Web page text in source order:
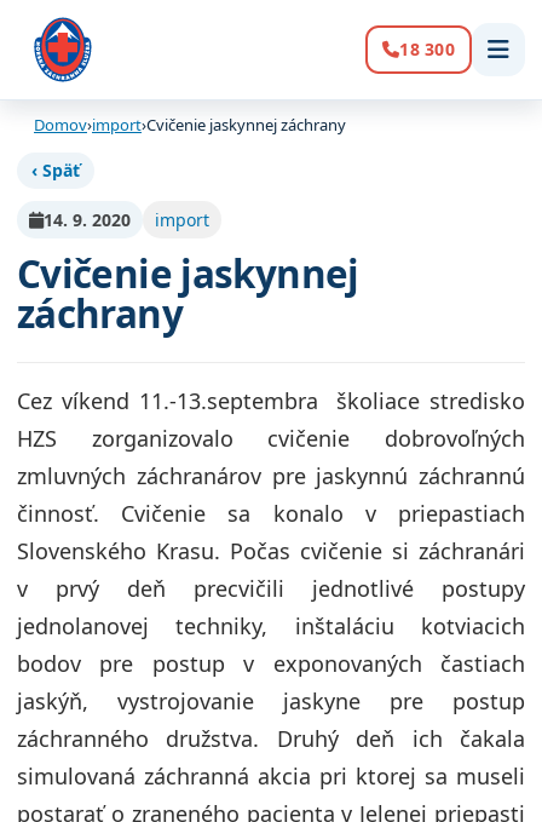
Volanie:
18 300
Domov›import›Cvičenie jaskynnej záchrany
‹ Späť
14. 9. 2020 import
Cvičenie jaskynnej
záchrany
Cez víkend 11.-13.septembra školiace stredisko
HZS zorganizovalo cvičenie dobrovoľných
zmluvných záchranárov pre jaskynnú záchrannú
činnosť. Cvičenie sa konalo v priepastiach
Slovenského Krasu. Počas cvičenie si záchranári
v prvý deň precvičili jednotlivé postupy
jednolanovej techniky, inštaláciu kotviacich
bodov pre postup v exponovaných častiach
jaskýň, vystrojovanie jaskyne pre postup
záchranného družstva. Druhý deň ich čakala
simulovaná záchranná akcia pri ktorej sa museli
postarať o zraneného pacienta v Jelenej priepasti